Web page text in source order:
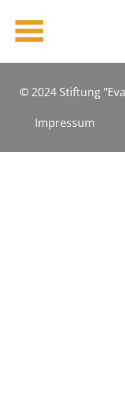
© 2024 Stiftung
Impressum